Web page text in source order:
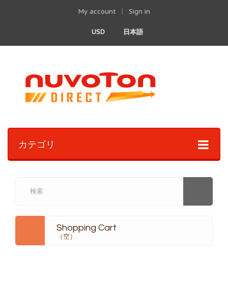
My account Sign in
日本語
USD
カテゴリ
Shopping Cart
（空）